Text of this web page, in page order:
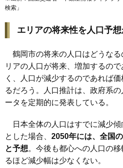
103 馬町 2.7万円
105 大岩川 2.5万円
107 丸岡 2.1万円
109 早田 2.0万円
110 東岩本 2.0万円
112 五十川 2.0万円
113
114 羽黒町黒瀬
検索 」
エリアの将来性を人口予
鶴岡市の将来の人口はどうなる
リアの人口が将来、増加するの
く、人口が減少するのであれば
るだろう。人口推計は、政府系
ータを定期的に発表している。
日本全体の人口はすでに減少傾
とした場合、 2050年には、全国
と予想。今後も都心への人口の
るほど減少幅は少なくない。